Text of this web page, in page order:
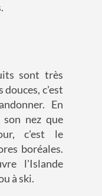
sont très
c'est
En
nez que
c'est le
boréales.
l'Islande
à ski.